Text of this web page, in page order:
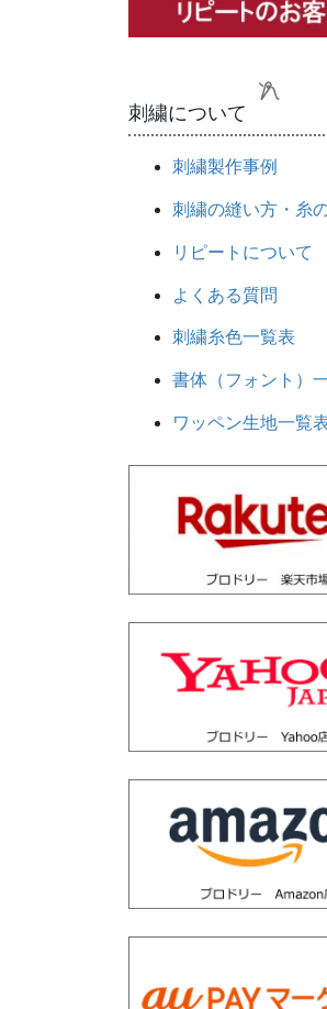
刺繍について
刺繍製作事例
刺繍の縫い方・糸
リピートについて
よくある質問
刺繍糸色一覧表
書体（フォント）
ワッペン生地一覧